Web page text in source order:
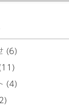
(6)
(4)